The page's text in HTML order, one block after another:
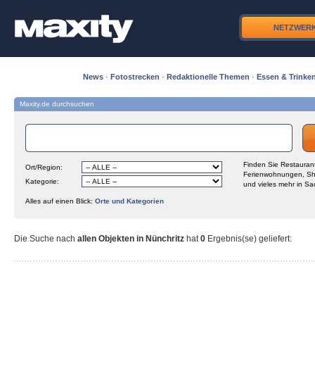
News · Fotostrecken · Redaktionelle Themen · Essen &
Maxity.de durchsuchen
Ort/Region:
Kategorie:
Finden Sie
Ferienwohnungen,
und vieles mehr in
Alles auf einen Blick: Orte und Kategorien
Die Suche nach allen Objekten in Nünchritz hat0 Ergebnis(se) geliefert: